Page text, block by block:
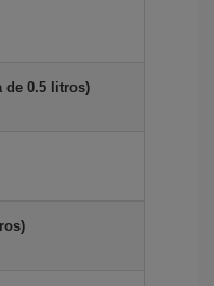
de 0.5 litros)